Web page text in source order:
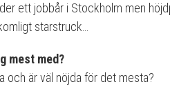
ett jobbår i Stockholm men
starstruck…
mest med?
och är väl nöjda för det mesta?